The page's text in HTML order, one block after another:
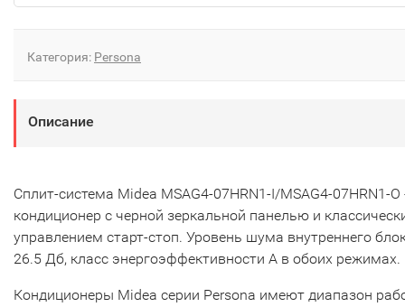
Категория: Persona
Описание
Сплит-система Midea MSAG4-07HRN1-I/MSAG4-07HRN1-O
кондиционер с черной зеркальной панелью и
управлением старт-стоп. Уровень шума внутреннего
26.5 Дб, класс энергоэффективности A в обоих режимах.
Кондиционеры Midea серии Persona имеют диапазон